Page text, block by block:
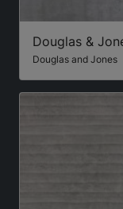
Douglas &
Douglas and Jones